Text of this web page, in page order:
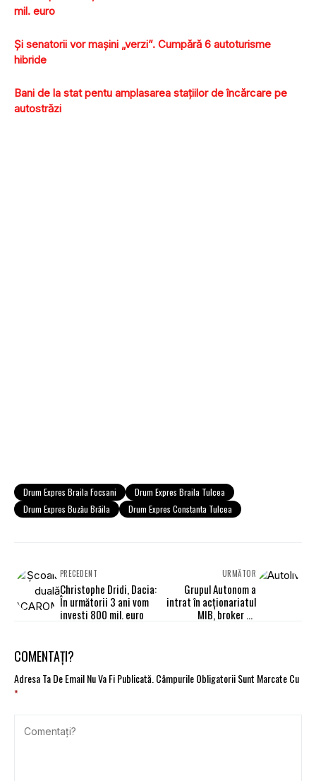
mil. euro
Şi senatorii vor maşini „verzi”. Cumpără 6 autoturisme
hibride
Bani de la stat pentu amplasarea staţiilor de încărcare pe
autostrăzi
Drum Expres Braila Focsani
Drum Expres Braila Tulcea
Drum Expres Buzău Brăila
Drum Expres Constanta Tulcea
PRECEDENT
Christophe Dridi, Dacia:
În următorii 3 ani vom
investi 800 mil. euro
URMĂTOR
Grupul Autonom a
intrat în acţionariatul
MIB, broker de
COMENTAȚI?
Adresa Ta De Email Nu Va Fi Publicată.Câmpurile Obligatorii Sunt Marcate Cu
*